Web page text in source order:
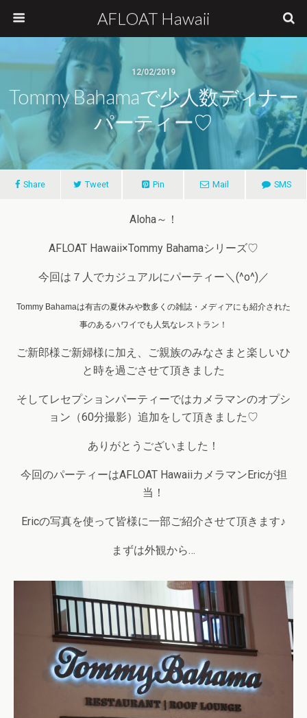
AFLOAT Hawaii
12/02/2019
Tommy Bahamaで少人数ディナー
パーティー♡
Share Tweet Pin Mail SMS
Aloha～！
AFLOAT Hawaii×Tommy Bahamaシリーズ♡
今回は７人でカジュアルにパーティー＼(^o^)／
Tommy Bahamaは有吉の夏休みや数多くの雑誌・メディアにも紹介された
事のあるハワイでも人気なレストラン！
ご新郎様ご新婦様に加え、ご親族のみなさまと楽しいひ
と時を過ごさせて頂きました
そしてレセプションパーティーではカメラマンのオプシ
ョン（60分撮影）追加をして頂きました♡
ありがとうございました！
今回のパーティーはAFLOAT HawaiiカメラマンEricが担
当！
Ericの写真を使って皆様に一部ご紹介させて頂きます♪
まずは外観から…